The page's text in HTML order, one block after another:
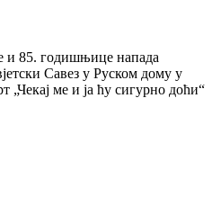
и 85. годишњице напада
Савез у Руском дому у
„Чекај ме и ја ћу сигурно доћи“